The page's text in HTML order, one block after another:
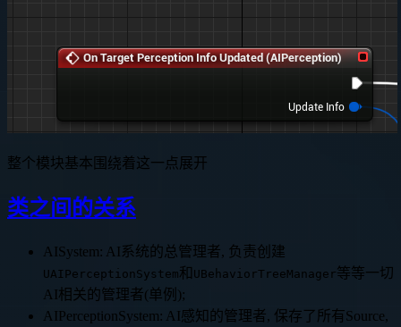
整个模块基本围绕着这一点展开
类之间的关系
AISystem: AI系统的总管理者, 负责创建
UAIPerceptionSystem和 UBehaviorTreeManager等等一切
AI相关的管理者(单例);
AIPerceptionSystem: AI感知的管理者, 保存了所有Source,